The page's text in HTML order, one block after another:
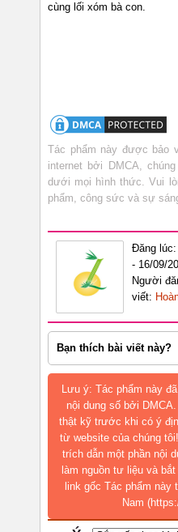
cùng lối xóm bà con.
Tác phẩm này được bảo
internet bởi DMCA,
dưới mọi hình thức. Vui
phẩm, công sức và sự
Đăng
- 16/09/
Người
viết:
Bạn thích bài viết này?
Lưu ý: Tác phẩm này
nội dung số bởi
thật kỹ trước khi có ý
từ website của chúng
trích dẫn một phần nội
làm nguồn tư liệu và
link gốc Tác phẩm này
Nam